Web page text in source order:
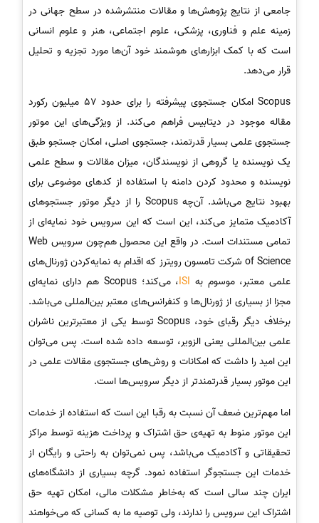
جامعی از نتایج پژوهش‌ها و مقالات منتشرشده در سطح جهانی در
زمینه علم و فناوری، پزشکی، علوم اجتماعی، هنر و علوم انسانی
است که با کمک ابزارهای هوشمند خود آن‌ها مورد تجزیه و تحلیل
قرار می‌دهد.
Scopus امکان جستجوی پیشرفته را برای حدود 57 میلیون رکورد
مقاله موجود در دیتابیس فراهم می‌کند. از ویژگی‌های این موتور
جستجوی علمی بسیار قدرتمند، جستجوی اصلی، امکان جستجو طبق
یک نویسنده یا گروهی از نویسندگان، میزان مقالات و سطح علمی
نویسنده و محدود کردن دامنه با استفاده از کدهای موضوعی برای
بهبود نتایج می‌باشد. آن‌چه Scopus را از دیگر موتور جستجوهای
آکادمیک متمایز می‌کند، این است که این سرویس خود نمایه‌ای از
تمامی مستندات است. در واقع این محصول هم‌چون سرویس Web
of Science شرکت تامسون رویترز که اقدام به نمایه‌کردن ژورنال‌های
علمی معتبر، موسوم به ISI
، می‌کند؛ Scopus هم دارای نمایه‌ای
مجزا از بسیاری از ژورنال‌ها و کنفرانس‌های معتبر بین‌المللی می‌باشد.
برخلاف دیگر رقبای خود، Scopus توسط یکی از معتبرترین ناشران
علمی بین‌المللی یعنی الزویر، توسعه داده شده است. پس می‌توان
این امید را داشت که امکانات و روش‌های جستجوی مقالات علمی در
این موتور بسیار قدرتمندتر از دیگر سرویس‌ها است.
اما مهم‌ترین ضعف آن نسبت به رقبا این است که استفاده از خدمات
این موتور منوط به تهیه‌ی حق اشتراک و پرداخت هزینه توسط مراکز
تحقیقاتی و آکادمیک می‌باشد، پس نمی‌توان به راحتی و رایگان از
خدمات این جستجوگر استفاده نمود. گرچه بسیاری از دانشگاه‌های
ایران چند سالی است که به‌خاطر مشکلات مالی، امکان تهیه حق
اشتراک این سرویس را ندارند، ولی توصیه ما به کسانی که می‌خواهند